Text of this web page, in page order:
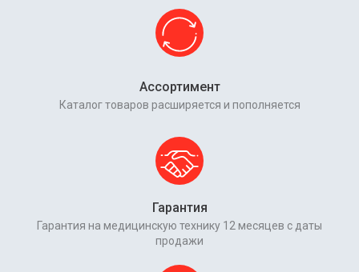
Ассортимент
Каталог товаров расширяется и пополняется
Гарантия
Гарантия на медицинскую технику 12 месяцев с даты
продажи